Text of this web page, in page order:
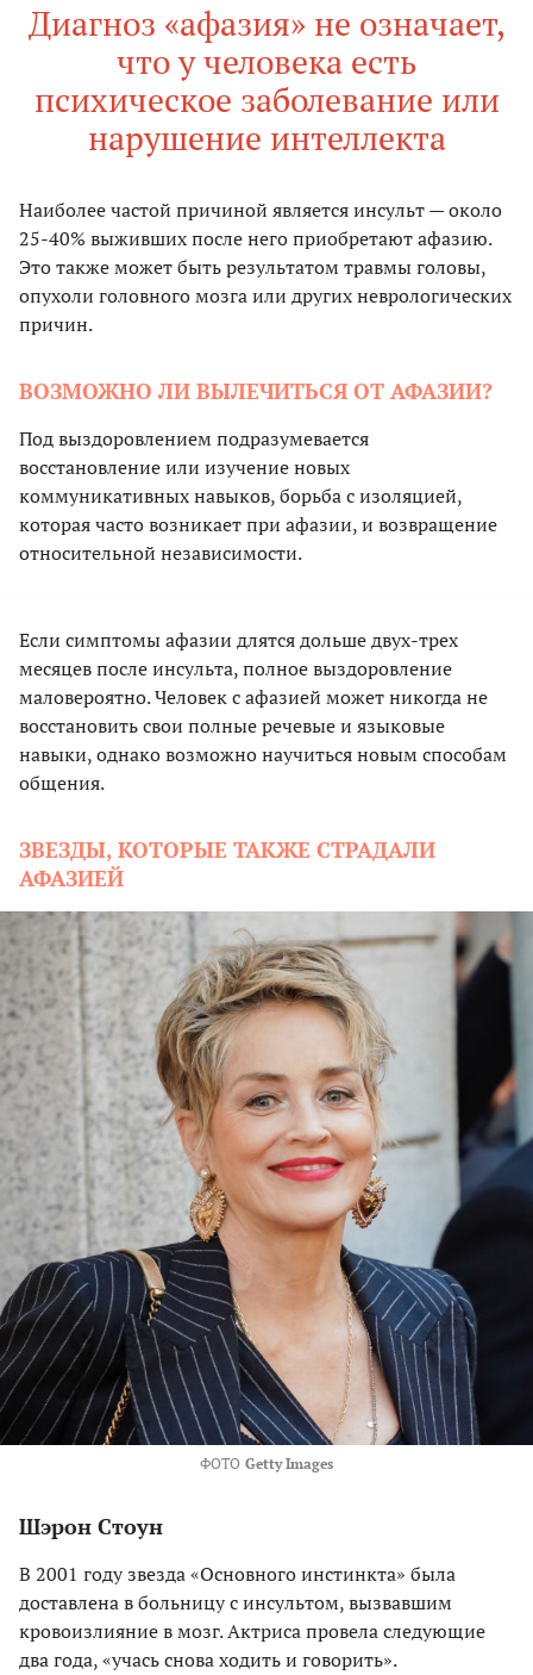
Диагноз «афазия» не означает,
что у человека есть
психическое заболевание или
нарушение интеллекта
Наиболее частой причиной является инсульт — около
25-40% выживших после него приобретают афазию.
Это также может быть результатом травмы головы,
опухоли головного мозга или других неврологических
причин.
ВОЗМОЖНО ЛИ ВЫЛЕЧИТЬСЯ ОТ АФАЗИИ?
Под выздоровлением подразумевается
восстановление или изучение новых
коммуникативных навыков, борьба с изоляцией,
которая часто возникает при афазии, и возвращение
относительной независимости.
Если симптомы афазии длятся дольше двух-трех
месяцев после инсульта, полное выздоровление
маловероятно. Человек с афазией может никогда не
восстановить свои полные речевые и языковые
навыки, однако возможно научиться новым способам
общения.
ЗВЕЗДЫ, КОТОРЫЕ ТАКЖЕ СТРАДАЛИ
АФАЗИЕЙ
ФОТО Getty Images
Шэрон Стоун
В 2001 году звезда «Основного инстинкта» была
доставлена ​​в больницу с инсультом, вызвавшим
кровоизлияние в мозг. Актриса провела следующие
два года, «учась снова ходить и говорить».